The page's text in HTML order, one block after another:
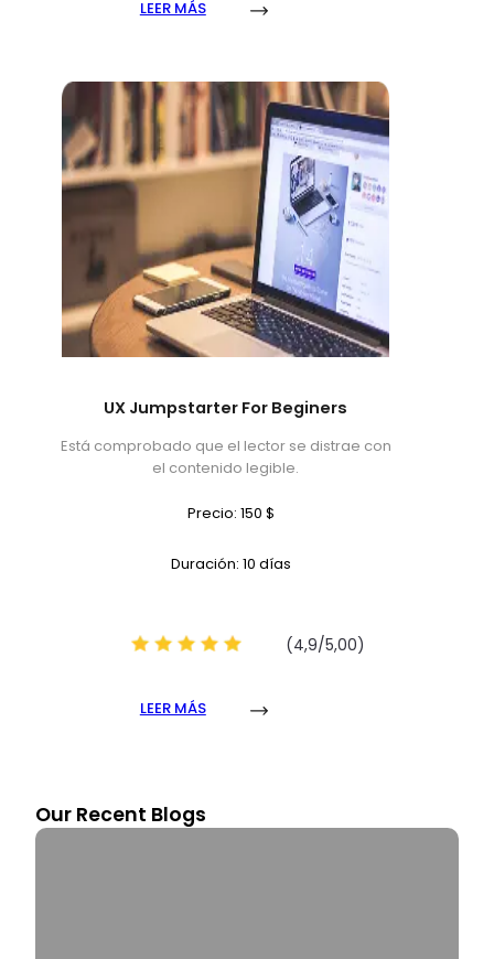
LEER MÁS
UX Jumpstarter For Beginers
Está comprobado que el lector se distrae con
el contenido legible.
Precio: 150 $
Duración: 10 días
(4,9/5,00)
LEER MÁS
Our Recent Blogs